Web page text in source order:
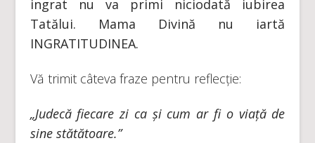
ingrat nu va primi niciodată iubirea
Tatălui. Mama Divină nu iartă
INGRATITUDINEA.
Vă trimit câteva fraze pentru reflecție:
„Judecă fiecare zi ca și cum ar fi o viață de
sine stătătoare.”